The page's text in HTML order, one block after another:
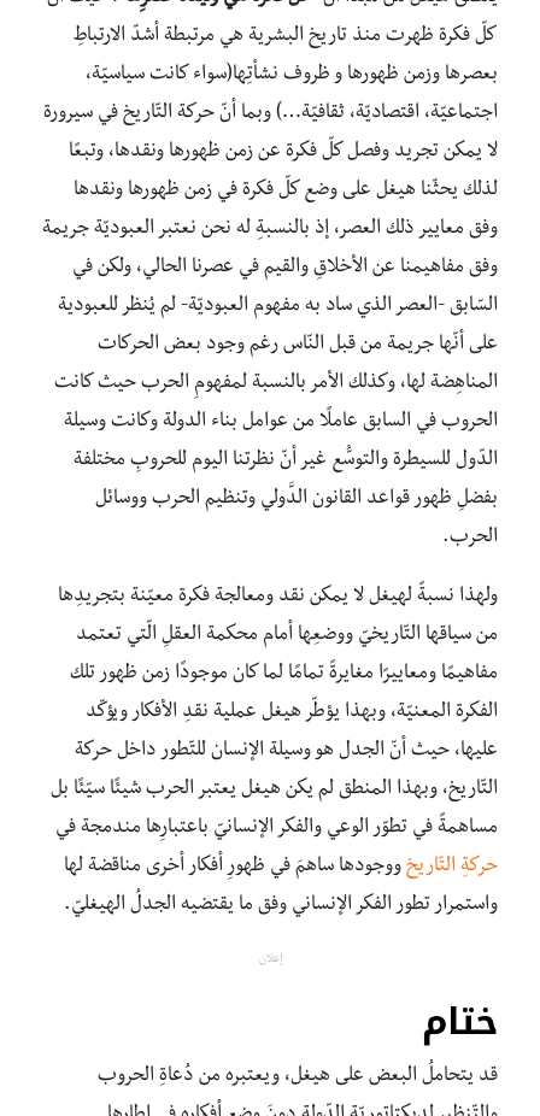
كلّ فكرة ظهرت منذ تاريخ البشرية هي مرتبطة أشدّ الارتباطِ
بعصرها وزمن ظهورها و ظروف نشأتِها(سواء كانت سياسيّة،
اجتماعيّة، اقتصاديّة، ثقافيّة…) وبما أنّ حركة التّاريخ في سيرورة
لا يمكن تجريد وفصل كلّ فكرة عن زمن ظهورها ونقدها، وتبعًا
لذلك يحثّنا هيغل على وضع كلّ فكرة في زمن ظهورها ونقدها
وفق معايير ذلك العصر، إذ بالنسبةِ له نحن نعتبر العبوديّة جريمة
وفق مفاهيمنا عن الأخلاقِ والقيم في عصرنا الحالي، ولكن في
السّابق -العصر الذي ساد به مفهوم العبوديّة- لم يُنظر للعبودية
على أنّها جريمة من قبل النّاس رغم وجود بعض الحركات
المناهِضة لها، وكذلك الأمر بالنسبة لمفهومِ الحرب حيث كانت
الحروب في السابق عاملًا من عوامل بناء الدولة وكانت وسيلة
الدّول للسيطرة والتوسُّع غير أنّ نظرتنا اليوم للحروبِ مختلفة
بفضلِ ظهور قواعد القانون الدَّولي وتنظيم الحرب ووسائل
الحرب.
ولهذا نسبةً لهيغل لا يمكن نقد ومعالجة فكرة معيّنة بتجريدِها
من سياقها التّاريخيّ ووضعِها أمام محكمة العقلِ الّتي تعتمد
مفاهيمًا ومعاييرًا مغايرةً تمامًا لما كان موجودًا زمن ظهور تلك
الفكرة المعنيّة، وبهذا يؤطّر هيغل عملية نقدِ الأفكار ويؤكّد
عليها، حيث أنّ الجدل هو وسيلة الإنسان للتّطور داخل حركة
التّاريخ، وبهذا المنطق لم يكن هيغل يعتبر الحرب شيئًا سيّئًا بل
مساهمةً في تطوّر الوعي والفكر الإنسانيّ باعتبارِها مندمجة في
حركةِ التّاريخ ووجودها ساهمَ في ظهورِ أفكار أخرى مناقضة لها
واستمرار تطور الفكر الإنساني وفق ما يقتضيه الجدلُ الهيغليّ.
إعلان
ختام
قد يتحاملُ البعض على هيغل، ويعتبره من دُعاةِ الحروب